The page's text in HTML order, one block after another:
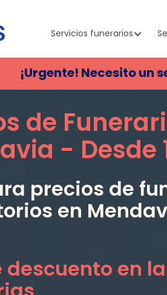
Servicios funerarios
¡Urgente! Necesito un
de
- Desde
precios de
en
descuento en